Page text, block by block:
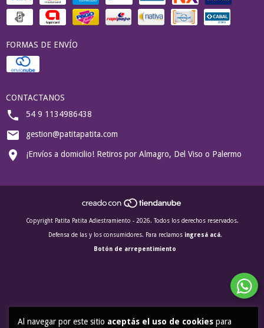
Al navegar por este sitio aceptás el uso de cookies para
FORMAS DE ENVÍO
CONTACTANOS
54 9 1134986438
gestion@patitapatita.com
¡Envíos a domicilio! Retiros por Almagro, Del Viso o Palermo
Copyright Patita Patita Adiestramiento - 2026. Todos los derechos reservados.
Defensa de las y los consumidores. Para reclamos ingresá acá.
Botón de arrepentimiento